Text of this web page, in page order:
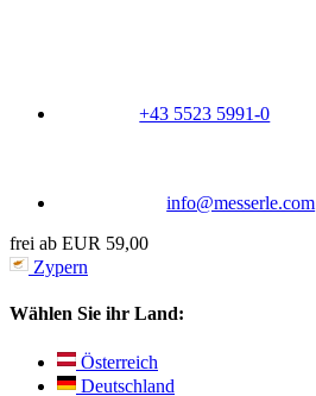
+43 5523 5991-0
info@messerle.com
frei ab EUR 59,00
Zypern
Wählen Sie ihr Land:
Österreich
Deutschland